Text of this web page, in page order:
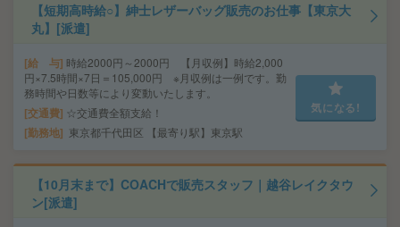
【短期高時給○】紳士レザーバッグ販売のお仕事【東京大
丸】[派遣]
給 与 時給2000円～2000円 【月収例】時給2,000
円×7.5時間×7日＝105,000円 ※月収例は一例です。勤
務時間や日数等により変動いたします。
交通費 ☆交通費全額支給！
勤務地 東京都千代田区 【最寄り駅】東京駅
気になる!
【10月末まで】COACHで販売スタッフ｜越谷レイクタウ
ン[派遣]